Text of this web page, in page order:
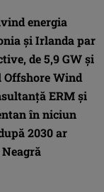
energia
și Irlanda par
de 5,9 GW și
Offshore Wind
ERM și
în niciun
2030 ar